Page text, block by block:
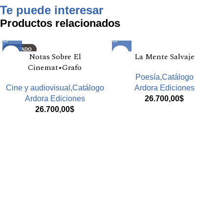
Te puede interesar
Productos relacionados
AGOTADO
Notas Sobre El
Cinemat•Grafo
Cine y audiovisual,Catálogo
Ardora Ediciones
26.700,00$
La Mente Salvaje
Poesía,Catálogo
Ardora Ediciones
26.700,00$